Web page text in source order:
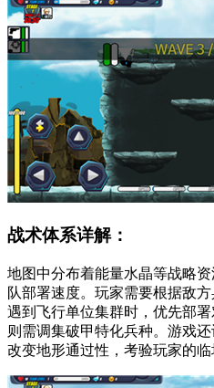
战术体系详解：
地图中分布着能量水晶等战略
队部署速度。玩家需要根据敌
遇到飞行单位集群时，优先部
则需调集破甲特化兵种。游戏
改变地形通过性，考验玩家的临